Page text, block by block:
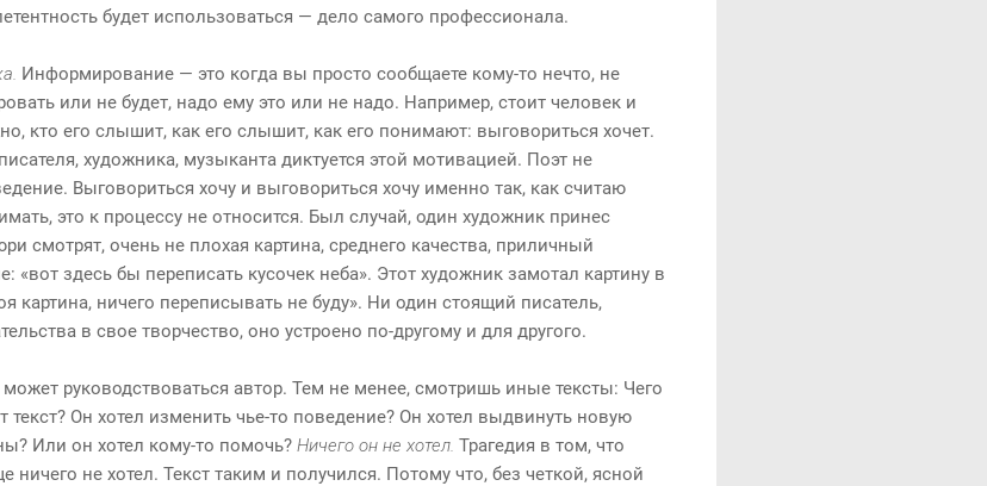
будет использоваться — дело самого профессионала.
Информирование — это когда вы просто сообщаете кому-то нечто, не
или не будет, надо ему это или не надо. Например, стоит человек и
кто его слышит, как его слышит, как его понимают: выговориться хочет.
художника, музыканта диктуется этой мотивацией. Поэт не
Выговориться хочу и выговориться хочу именно так, как считаю
это к процессу не относится. Был случай, один художник принес
смотрят, очень не плохая картина, среднего качества, приличный
«вот здесь бы переписать кусочек неба». Этот художник замотал картину в
картина, ничего переписывать не буду». Ни один стоящий писатель,
в свое творчество, оно устроено по-другому и для другого.
руководствоваться автор. Тем не менее, смотришь иные тексты: Чего
текст? Он хотел изменить чье-то поведение? Он хотел выдвинуть новую
Или он хотел кому-то помочь? Ничего он не хотел. Трагедия в том, что
ничего не хотел. Текст таким и получился. Потому что, без четкой, ясной